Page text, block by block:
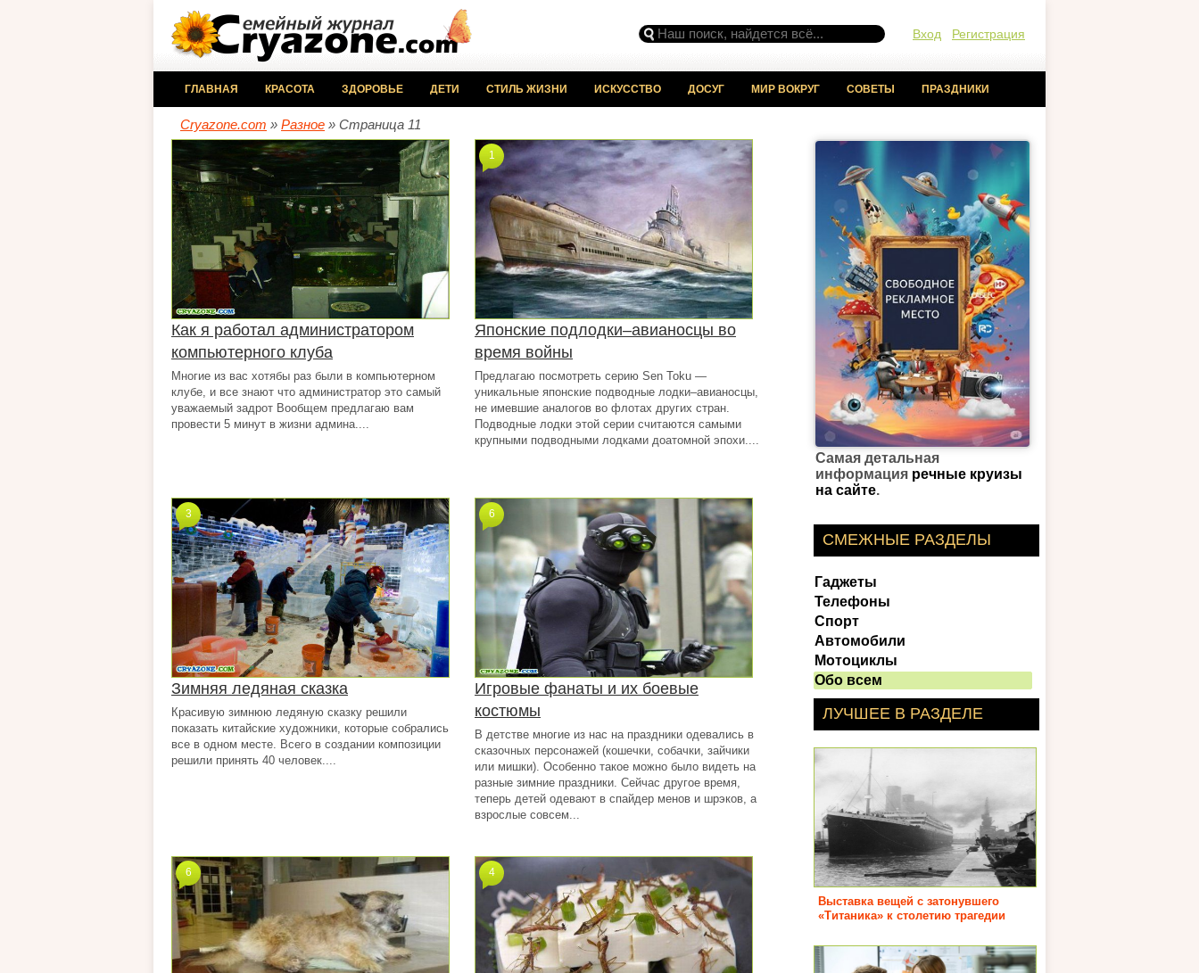
Вход Регистрация
ГЛАВНАЯ КРАСОТА ЗДОРОВЬЕ ДЕТИ СТИЛЬ ЖИЗНИ ИСКУССТВО ДОСУГ МИР ВОКРУГ СОВЕТЫ ПРАЗДНИКИ
Cryazone.com » Разное » Страница 11
Самая детальная
информация речные круизы
на сайте.
Как я работал администратором
компьютерного клуба
Многие из вас хотябы раз были в компьютерном
клубе, и все знают что администратор это самый
уважаемый задрот Вообщем предлагаю вам
провести 5 минут в жизни админа....
Японские подлодки–авианосцы во
время войны
Предлагаю посмотреть серию Sen Toku —
уникальные японские подводные лодки–авианосцы,
не имевшие аналогов во флотах других стран.
Подводные лодки этой серии считаются самыми
крупными подводными лодками доатомной эпохи....
1
Зимняя ледяная сказка
Красивую зимнюю ледяную сказку решили
показать китайские художники, которые собрались
все в одном месте. Всего в создании композиции
решили принять 40 человек....
3
Игровые фанаты и их боевые
костюмы
В детстве многие из нас на праздники одевались в
сказочных персонажей (кошечки, собачки, зайчики
или мишки). Особенно такое можно было видеть на
разные зимние праздники. Сейчас другое время,
теперь детей одевают в спайдер менов и шрэков, а
взрослые совсем...
6
6 4
СМЕЖНЫЕ РАЗДЕЛЫ
Гаджеты
Телефоны
Спорт
Автомобили
Мотоциклы
Обо всем
ЛУЧШЕЕ В РАЗДЕЛЕ
Выставка вещей с затонувшего
«Титаника» к столетию трагедии